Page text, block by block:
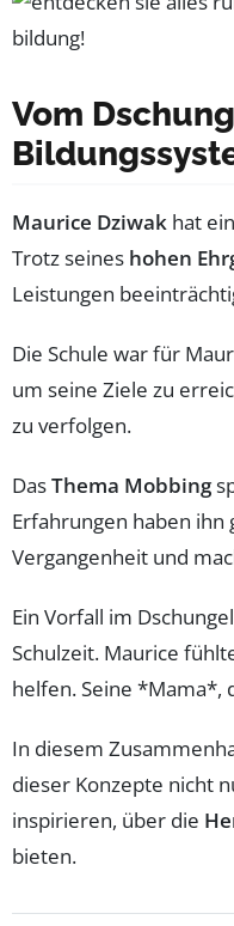
Vom
Maurice Dziwak hat
Trotz seines hohen
Leistungen
Die Schule war für
um seine Ziele zu
zu verfolgen.
DasThema Mobbing
Erfahrungen haben ihn
Vergangenheit und
Ein Vorfall im
Schulzeit. Maurice
helfen. Seine *Mama*,
In diesem
dieser Konzepte nicht
inspirieren, über die
bieten.